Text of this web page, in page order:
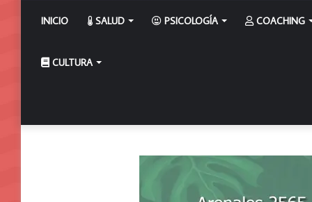
INICIO SALUD PSICOLOGÍA COACHING
CULTURA